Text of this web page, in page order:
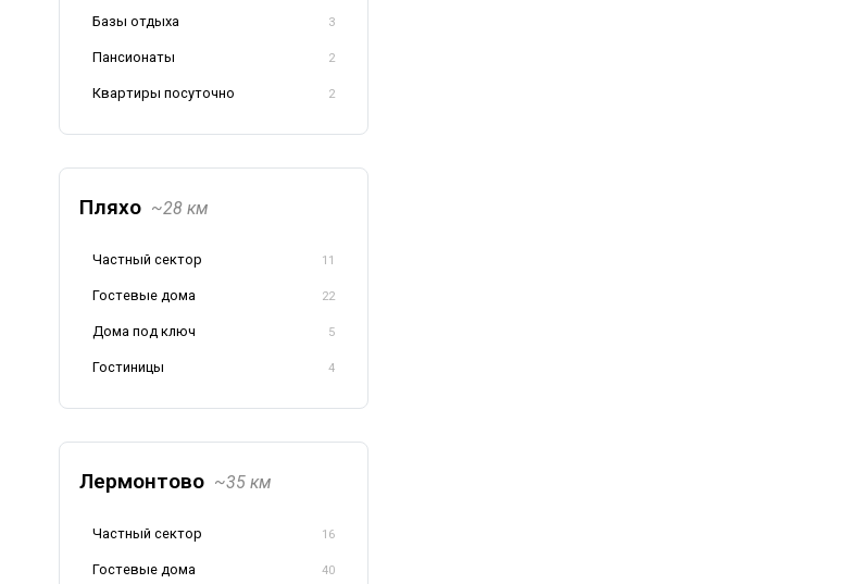
Базы отдыха 3
Пансионаты 2
Квартиры посуточно 2
Пляхо ~28 км
Частный сектор 11
Гостевые дома 22
Дома под ключ 5
Гостиницы 4
Лермонтово ~35 км
Частный сектор 16
Гостевые дома 40